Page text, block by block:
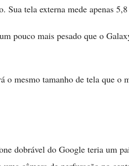
Sua tela externa mede apenas
pouco mais pesado que o
o mesmo tamanho de tela que o
dobrável do Google teria um